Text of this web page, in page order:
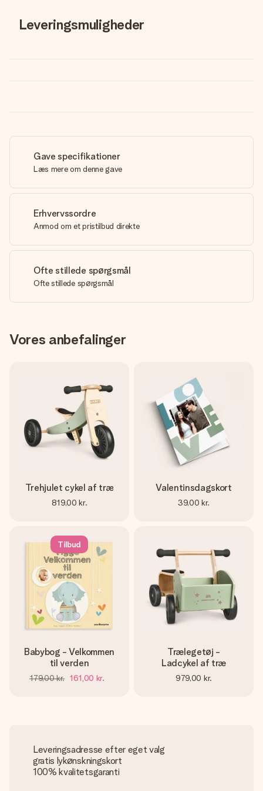
Leveringsmuligheder
Gave specifikationer
Læs mere om denne gave
Erhvervssordre
Anmod om et pristilbud direkte
Ofte stillede spørgsmål
Ofte stillede spørgsmål
Vores anbefalinger
Trehjulet cykel af træ
819,00 kr.
Valentinsdagskort
39,00 kr.
Tilbud
Babybog - Velkommen
til verden
179,00 kr. 161,00 kr.
Trælegetøj -
Ladcykel af træ
979,00 kr.
Leveringsadresse efter eget valg
gratis lykønskningskort
100% kvalitetsgaranti